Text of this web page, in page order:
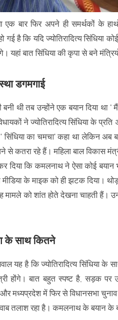
एक बार फिर अपने ही समर्थकों
गई है कि यदि ज्योतिरादित्य
बात सिंधिया की कृपा से बने
डगमगाई
बनी थी तब उन्होंने एक बयान दिया
ने ज्योतिरादित्य सिंधिया के
का चमचा' कहा था लेकिन अब
से कतरा रहे हैं। महिला बाल विकास
दिया कि कमलनाथ ने ऐसा कोई
के माइक को ही झटक दिया।
मामले को शांत होते देखना चाहती हैं।
के साथ कितने
यह है कि ज्योतिरादित्य सिंधिया
होंगे। बात बहुत स्पष्ट है, सड़क पर
और मध्यप्रदेश में फिर से विधानसभा
तलाश रहा है। कमलनाथ के बयान के